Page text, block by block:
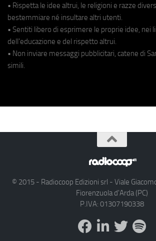
• Rispetta le idee altrui, le religioni e razze
bestemmiare né insultare altri utenti.
• Sentiti libero di esprimere le proprie idee, nei
dell'educazione e del rispetto altrui.
• Non inviare messaggi pubblicitari, catene di
simili.
© 2015 - Radiocoop Edizioni srl - Viale
Fiorenzuola d'Arda (PC)
P.IVA: 01307190338